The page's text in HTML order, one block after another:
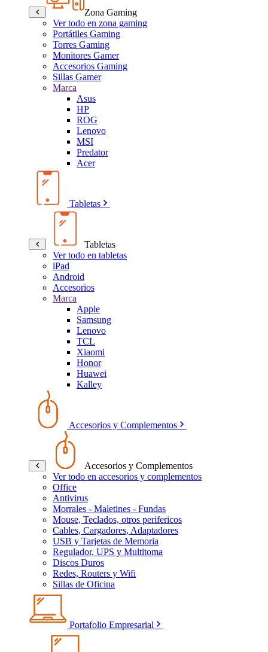
Zona Gaming
Ver todo en zona gaming
Portátiles Gaming
Torres Gaming
Monitores Gamer
Accesorios Gaming
Sillas Gamer
Marca
Asus
HP
ROG
Lenovo
MSI
Predator
Acer
Tabletas
Tabletas
Ver todo en tabletas
iPad
Android
Accesorios
Marca
Apple
Samsung
Lenovo
TCL
Xiaomi
Honor
Huawei
Kalley
Accesorios y Complementos
Accesorios y Complementos
Ver todo en accesorios y complementos
Office
Antivirus
Morrales - Maletines - Fundas
Mouse, Teclados, otros perifericos
Cables, Cargadores, Adaptadores
USB y Tarjetas de Memoria
Regulador, UPS y Multitoma
Discos Duros
Redes, Routers y Wifi
Sillas de Oficina
Portafolio Empresarial